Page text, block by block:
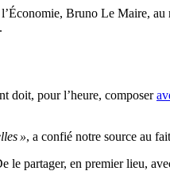
Bruno Le Maire,
doit, pour l’heure, composer
», a confié notre source au
le partager, en premier lieu,